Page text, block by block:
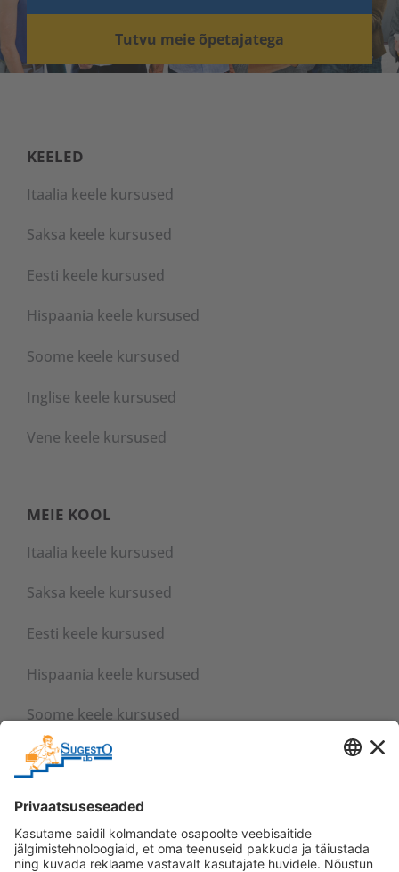
Tutvu meie õpetajatega
KEELED
Itaalia keele kursused
Saksa keele kursused
Eesti keele kursused
Hispaania keele kursused
Soome keele kursused
Inglise keele kursused
Vene keele kursused
MEIE KOOL
Itaalia keele kursused
Saksa keele kursused
Eesti keele kursused
Hispaania keele kursused
Soome keele kursused
Inglise keele kursused
Vene keele kursused
VÕTA ÜHENDUST